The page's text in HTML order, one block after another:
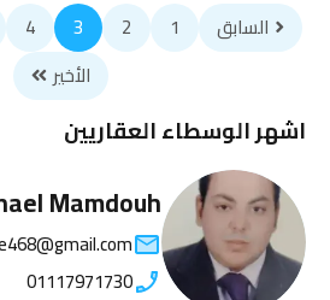
السابق 1
2
3
4
الأخير
اشهر الوسطاء العقاريين
Mamdouh
01117971730